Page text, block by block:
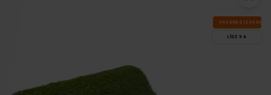
VA­SA­RAS IZ­SKA­ŅA
LĪDZ 9.8.